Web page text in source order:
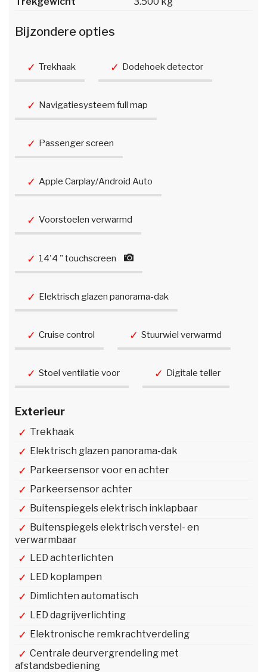
Bijzondere opties
Trekhaak Dodehoek detector
Navigatiesysteem full map
Passenger screen
Apple Carplay/Android Auto
Voorstoelen verwarmd
14'4 " touchscreen
Elektrisch glazen panorama-dak
Cruise control Stuurwiel verwarmd
Stoel ventilatie voor Digitale teller
Exterieur
Trekhaak
Elektrisch glazen panorama-dak
Parkeersensor voor en achter
Parkeersensor achter
Buitenspiegels elektrisch inklapbaar
Buitenspiegels elektrisch verstel- en
verwarmbaar
LED achterlichten
LED koplampen
Dimlichten automatisch
LED dagrijverlichting
Elektronische remkrachtverdeling
Centrale deurvergrendeling met
afstandsbediening